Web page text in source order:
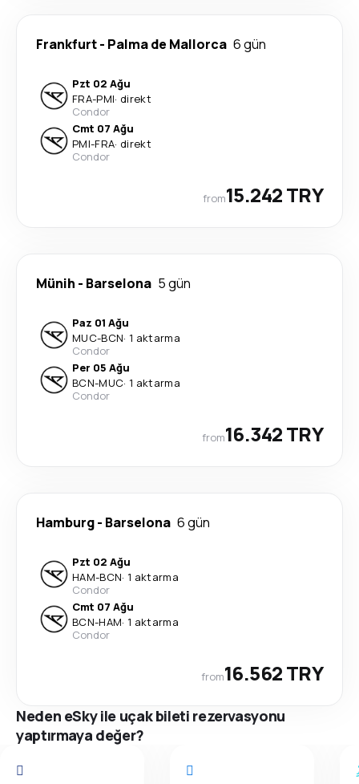
Frankfurt- Palma de Mallorca 6 gün
Pzt 02 Ağu
FRA-PMI· direkt
Condor
Cmt 07 Ağu
PMI-FRA· direkt
Condor
from15.242 TRY
Münih - Barselona 5 gün
Paz 01 Ağu
MUC-BCN· 1 aktarma
Condor
Per 05 Ağu
BCN-MUC· 1 aktarma
Condor
from16.342 TRY
Hamburg- Barselona 6 gün
Pzt 02 Ağu
HAM-BCN· 1 aktarma
Condor
Cmt 07 Ağu
BCN-HAM· 1 aktarma
Condor
from16.562 TRY
Neden eSky ile uçak bileti rezervasyonu
yaptırmaya değer?